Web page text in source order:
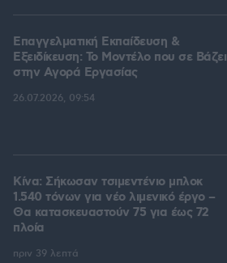
Επαγγελματική Εκπαίδευση &
Εξειδίκευση: Το Mοντέλο που σε Bάζει
στην Aγορά Eργασίας
26.07.2026, 09:54
Κίνα: Σήκωσαν τσιμεντένιο μπλοκ
1.540 τόνων για νέο λιμενικό έργο –
Θα κατασκευαστούν 75 για έως 72
πλοία
πριν 39 λεπτά